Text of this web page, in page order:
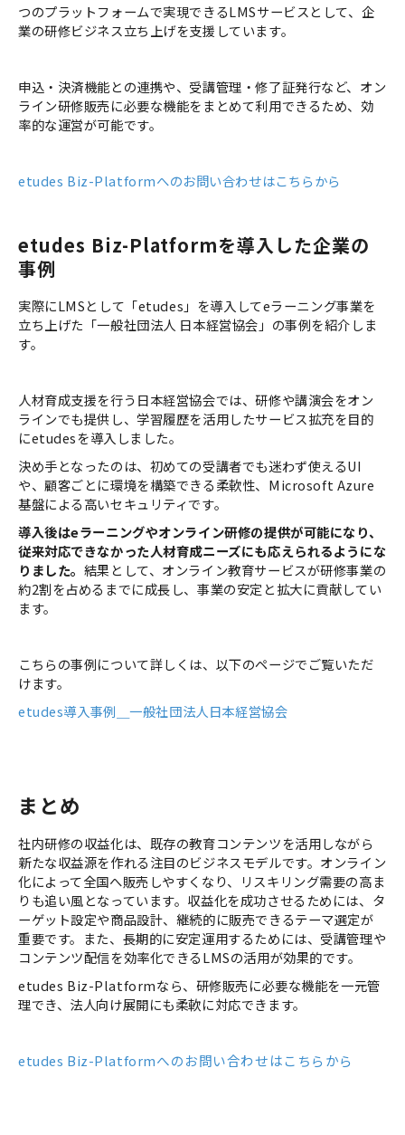
つのプラットフォームで実現できるLMSサービスとして、企
業の研修ビジネス立ち上げを支援しています。
申込・決済機能との連携や、受講管理・修了証発行など、オン
ライン研修販売に必要な機能をまとめて利用できるため、効
率的な運営が可能です。
etudes Biz-Platformへのお問い合わせはこちらから
etudes Biz-Platformを導入した企業の
事例
実際にLMSとして「etudes」を導入してeラーニング事業を
立ち上げた「一般社団法人 日本経営協会」の事例を紹介しま
す。
人材育成支援を行う日本経営協会では、研修や講演会をオン
ラインでも提供し、学習履歴を活用したサービス拡充を目的
にetudesを導入しました。
決め手となったのは、初めての受講者でも迷わず使えるUI
や、顧客ごとに環境を構築できる柔軟性、Microsoft Azure
基盤による高いセキュリティです。
導入後はeラーニングやオンライン研修の提供が可能になり、
従来対応できなかった人材育成ニーズにも応えられるようにな
りました。 結果として、オンライン教育サービスが研修事業の
約2割を占めるまでに成長し、事業の安定と拡大に貢献してい
ます。
こちらの事例について詳しくは、以下のページでご覧いただ
けます。
etudes導入事例＿一般社団法人日本経営協会
まとめ
社内研修の収益化は、既存の教育コンテンツを活用しながら
新たな収益源を作れる注目のビジネスモデルです。オンライン
化によって全国へ販売しやすくなり、リスキリング需要の高ま
りも追い風となっています。収益化を成功させるためには、タ
ーゲット設定や商品設計、継続的に販売できるテーマ選定が
重要です。また、長期的に安定運用するためには、受講管理や
コンテンツ配信を効率化できるLMSの活用が効果的です。
etudes Biz-Platformなら、研修販売に必要な機能を一元管
理でき、法人向け展開にも柔軟に対応できます。
etudes Biz-Platformへのお問い合わせはこちらから